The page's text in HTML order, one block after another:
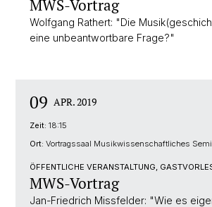
MWS-Vortrag
Wolfgang Rathert: "Die
eine unbeantwortbare Frage?"
09 APR. 2019
Zeit: 18:15
Ort: Vortragssaal Musikwissenschaftliches
ÖFFENTLICHE VERANSTALTUNG,
MWS-Vortrag
Jan-Friedrich Missfelder: "Wie es